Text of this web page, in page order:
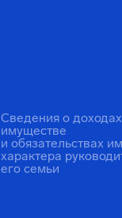
Сведения о
имуществе
и обязательствах
характера
его семьи